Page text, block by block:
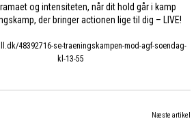
og intensiteten, når dit hold går i kamp
der bringer actionen lige til dig – LIVE!
48392716-se-traeningskampen-mod-agf-soendag-
kl-13-55
Næste artikel